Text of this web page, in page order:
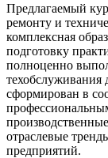
Предлагаемый
ремонту и
комплексная
подготовку
полноценно
сформирован в
отраслевые
предприятий.